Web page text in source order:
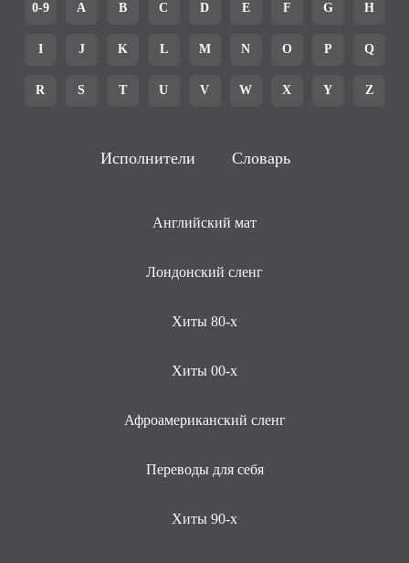
0-9 A B C D E F G H
I J K L M N O P Q
R S T U V W X Y Z
Исполнители Словарь
Английский мат
Лондонский сленг
Хиты 80-х
Хиты 00-х
Афроамериканский сленг
Переводы для себя
Хиты 90-х